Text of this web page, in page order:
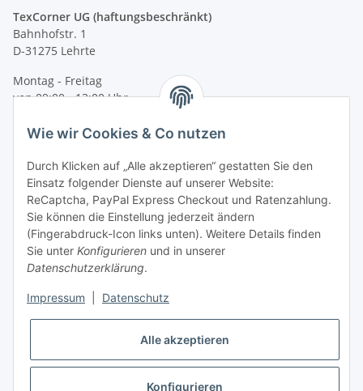
TexCorner UG (haftungsbeschränkt)
Bahnhofstr. 1
D-31275 Lehrte
Montag - Freitag
von 09:00 - 13:00 Uhr
Tel: +49 (0) 5132 8230689
Fax: +49 (0) 5132 8230693
E-Mail:mail@signalweste.net
Wie wir Cookies & Co nutzen
Durch Klicken auf „Alle akzeptieren“ gestatten Sie den
Einsatz folgender Dienste auf unserer Website:
ReCaptcha, PayPal Express Checkout und Ratenzahlung.
Sie können die Einstellung jederzeit ändern
(Fingerabdruck-Icon links unten). Weitere Details finden
Sie unter Konfigurieren und in unserer
Datenschutzerklärung.
Impressum Datenschutz
Alle akzeptieren
Konfigurieren